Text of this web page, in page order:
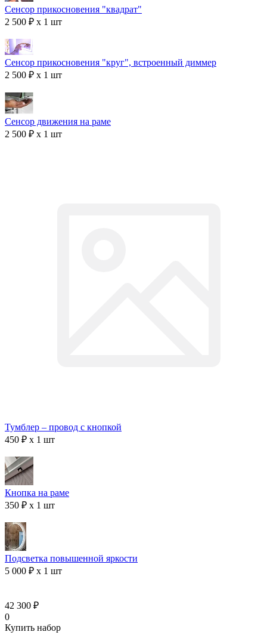
Сенсор прикосновения "квадрат"
2 500 ₽ x 1 шт
Сенсор прикосновения "круг", встроенный диммер
2 500 ₽ x 1 шт
Сенсор движения на раме
2 500 ₽ x 1 шт
Тумблер – провод с кнопкой
450 ₽ x 1 шт
Кнопка на раме
350 ₽ x 1 шт
Подсветка повышенной яркости
5 000 ₽ x 1 шт
42 300 ₽
0
Купить набор